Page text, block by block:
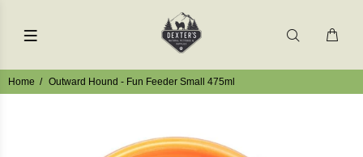
Home Outward Hound - Fun Feeder Small 475ml